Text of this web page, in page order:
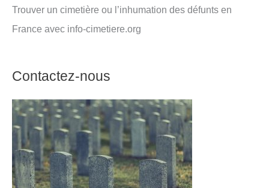
Trouver un cimetière ou l’inhumation des défunts en
France avec info-cimetiere.org
Contactez-nous